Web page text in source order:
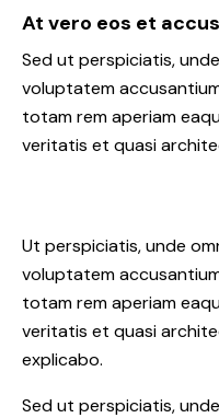
At vero eos et
Sed ut perspiciatis,
voluptatem
totam rem aperiam
veritatis et quasi
Ut perspiciatis, unde
voluptatem
totam rem aperiam
veritatis et quasi
explicabo.
Sed ut perspiciatis,